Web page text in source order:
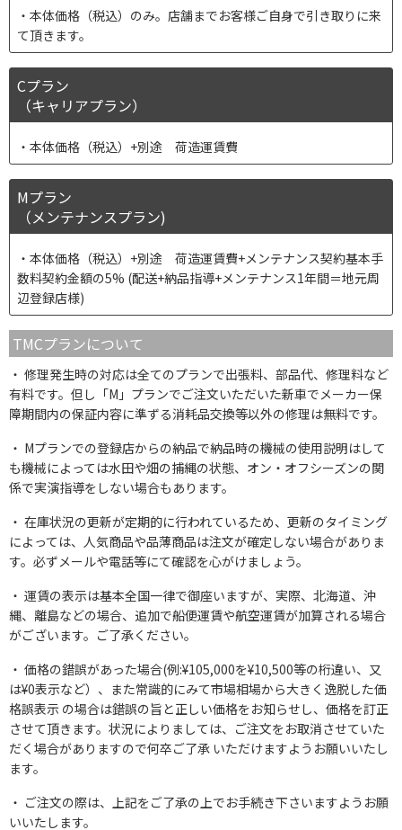
本体価格（税込）のみ。店舗までお客様ご自身で引き取りに来
て頂きます。
Cプラン
（キャリアプラン）
本体価格（税込）+別途 荷造運賃費
Mプラン
（メンテナンスプラン)
本体価格（税込）+別途 荷造運賃費+メンテナンス契約基本手
数料契約金額の5% (配送+納品指導+メンテナンス1年間＝地元周
辺登録店様)
TMCプランについて
修理発生時の対応は全てのプランで出張料、部品代、修理料など
有料です。但し「M」プランでご注文いただいた新車でメーカー保
障期間内の保証内容に準ずる消耗品交換等以外の修理は無料です。
Mプランでの登録店からの納品で納品時の機械の使用説明はして
も機械によっては水田や畑の捕縄の状態、オン・オフシーズンの関
係で実演指導をしない場合もあります。
在庫状況の更新が定期的に行われているため、更新のタイミング
によっては、人気商品や品薄商品は注文が確定しない場合がありま
す。必ずメールや電話等にて確認を心がけましょう。
運賃の表示は基本全国一律で御座いますが、実際、北海道、沖
縄、離島などの場合、追加で船便運賃や航空運賃が加算される場合
がございます。ご了承ください。
価格の錯誤があった場合(例:¥105,000を¥10,500等の桁違い、又
は¥0表示など）、また常識的にみて市場相場から大きく逸脱した価
格誤表示 の場合は錯誤の旨と正しい価格をお知らせし、価格を訂正
させて頂きます。状況によりましては、ご注文をお取消させていた
だく場合がありますので何卒ご了承 いただけますようお願いいたし
ます。
ご注文の際は、上記をご了承の上でお手続き下さいますようお願
いいたします。